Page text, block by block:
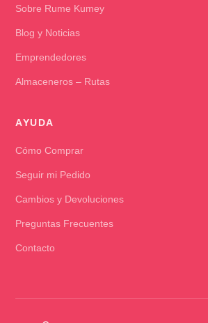
Sobre Rume Kumey
Blog y Noticias
Emprendedores
Almaceneros – Rutas
AYUDA
Cómo Comprar
Seguir mi Pedido
Cambios y Devoluciones
Preguntas Frecuentes
Contacto